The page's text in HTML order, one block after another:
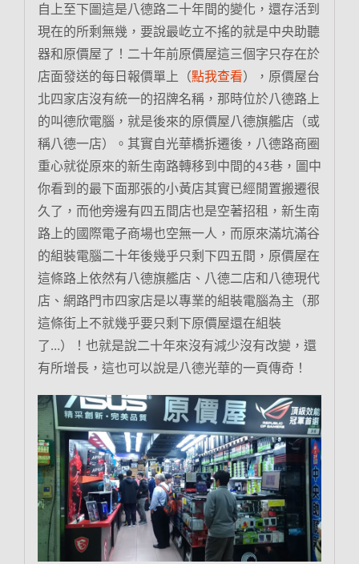
自上至下圖這是八德路二十年間的變化，還存活到
現在的所剩無幾，要說最屹立不搖的就是中央助聽
器和原價屋了！二十年前原價屋這三個字只存在於
店面發送的每日報價單上（點我查看），原價屋台
北四家店沒有統一的招牌名稱，那時位於八德路上
的叫德欣電腦，就是後來的原價屋八德旗艦店（或
稱八德一店）。其實自光華橋拆遷後，八德路商圈
重心就從原來的新生南路轉移到中間的43巷，圖中
你看到的最下面那張的小黃店其實已經閒置搬遷很
久了，而他旁邊有四五間店也是空著招租，新生南
路上的國際電子商場也空無一人，而原來滿坑滿谷
的組裝電腦二十年後幾乎只剩下四五間，原價屋在
這條路上依然有八德旗艦店、八德二店和八德現代
店、網路門市四家店是以專業的組裝電腦為主（那
這條街上不就幾乎要只剩下原價屋還在組裝
了…）！也就是說二十年來沒有減少沒有改變，還
有所增長，這也可以說是八德光華的一頁傳奇！